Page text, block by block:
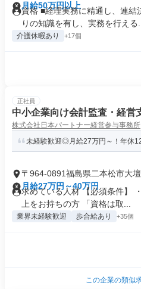
月給50万円以上
資格 ■経理実務に精通し、連結
りの知識を有し、実務を行える...
介護休暇あり +17個
正社員
中小企業向け会計監査・経営
株式会社日本パートナー経営参与事務所
未経験歓迎◎月給27万円～！年休
〒964-0891福島県二本松市大壇
月給27万円～40万円
求めている人材 【必須条件】
上をお持ちの方 「資格は取...
業界未経験歓迎 歩合給あり +35個
この企業の類似